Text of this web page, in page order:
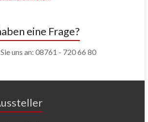
eine Frage?
uns an: 08761 - 720 66 80